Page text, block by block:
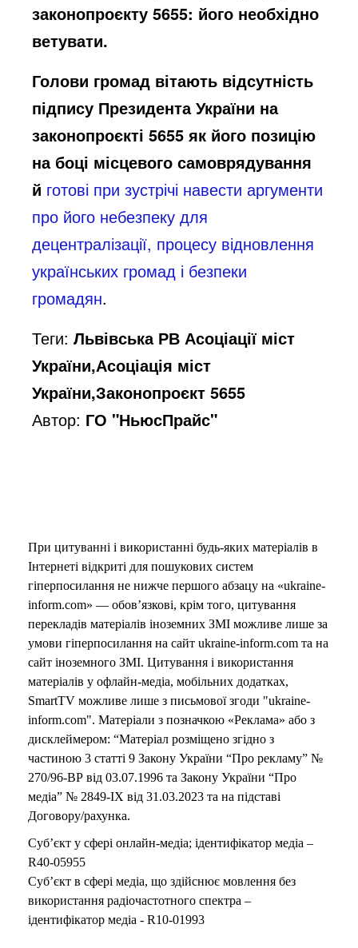
законопроєкту 5655: його необхідно
ветувати.
Голови громад вітають відсутність
підпису Президента України на
законопроєкті 5655 як його позицію
на боці місцевого самоврядування
й готові при зустрічі навести аргументи
про його небезпеку для
децентралізації, процесу відновлення
українських громад і безпеки
громадян.
Теги:Львівська РВ Асоціації міст
України,Асоціація міст
України,Законопроєкт 5655
Автор: ГО "НьюсПрайс"
При цитуванні і використанні будь-яких матеріалів в
Інтернеті відкриті для пошукових систем
гіперпосилання не нижче першого абзацу на «ukraine-
inform.com» — обов’язкові, крім того, цитування
перекладів матеріалів іноземних ЗМІ можливе лише за
умови гіперпосилання на сайт ukraine-inform.com та на
сайт іноземного ЗМІ. Цитування і використання
матеріалів у офлайн-медіа, мобільних додатках,
SmartTV можливе лише з письмової згоди "ukraine-
inform.com". Матеріали з позначкою «Реклама» або з
дисклеймером: “Матеріал розміщено згідно з
частиною 3 статті 9 Закону України “Про рекламу” №
270/96-ВР від 03.07.1996 та Закону України “Про
медіа” № 2849-IX від 31.03.2023 та на підставі
Договору/рахунка.
Суб’єкт у сфері онлайн-медіа; ідентифікатор медіа –
R40-05955
Суб’єкт в сфері медіа, що здійснює мовлення без
використання радіочастотного спектра –
ідентифікатор медіа - R10-01993